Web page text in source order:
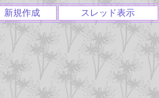
新規作成 スレッド表示